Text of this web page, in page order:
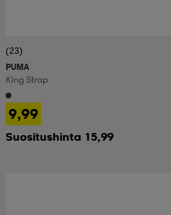
(23)
PUMA
King Strap
9,99
Suositushinta 15,99